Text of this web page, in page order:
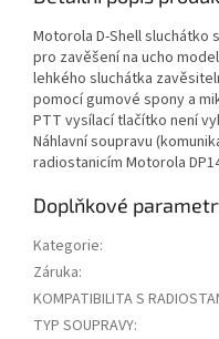
Motorola D-Shell sluchátko
pro zavěšení na ucho
lehkého sluchátka
pomocí gumové spony a
PTT vysílací tlačítko není
Náhlavní soupravu
radiostanicím Motorola
Doplňkové
Kategorie:
Záruka:
KOMPATIBILITA S
TYP SOUPRAVY: